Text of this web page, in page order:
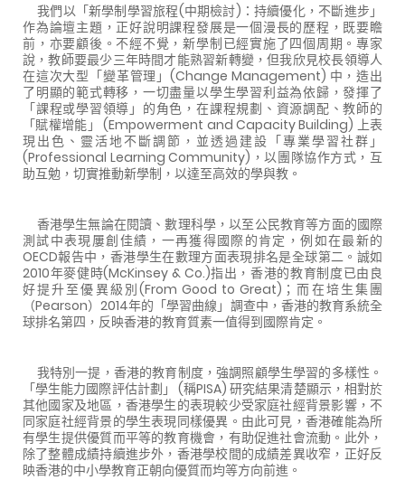
我們以「新學制學習旅程(中期檢討)：持續優化，不斷進步」
作為論壇主題，正好說明課程發展是一個漫長的歷程，既要瞻
前，亦要顧後。不經不覺，新學制已經實施了四個周期。專家
說，教師要最少三年時間才能熟習新轉變，但我欣見校長領導人
在這次大型「變革管理」(Change Management) 中，造出
了明顯的範式轉移，一切盡量以學生學習利益為依歸，發揮了
「課程或學習領導」的角色，在課程規劃、資源調配、教師的
「賦權增能」 (Empowerment and Capacity Building) 上表
現出色、靈活地不斷調節，並透過建設「專業學習社群」
(Professional Learning Community)，以團隊協作方式，互
助互勉，切實推動新學制，以達至高效的學與教。
香港學生無論在閱讀、數理科學，以至公民教育等方面的國際
測試中表現屢創佳績，一再獲得國際的肯定，例如在最新的
OECD報告中，香港學生在數理方面表現排名是全球第二。誠如
2010年麥健時(McKinsey & Co.)指出，香港的教育制度已由良
好提升至優異級別(From Good to Great)；而在培生集團
（Pearson）2014年的「學習曲線」調查中，香港的教育系統全
球排名第四，反映香港的教育質素一值得到國際肯定。
我特別一提，香港的教育制度，強調照顧學生學習的多樣性。
「學生能力國際評估計劃」 (稱PISA) 研究結果清楚顯示，相對於
其他國家及地區，香港學生的表現較少受家庭社經背景影響，不
同家庭社經背景的學生表現同樣優異。由此可見，香港確能為所
有學生提供優質而平等的教育機會，有助促進社會流動。此外，
除了整體成績持續進步外，香港學校間的成績差異收窄，正好反
映香港的中小學教育正朝向優質而均等方向前進。